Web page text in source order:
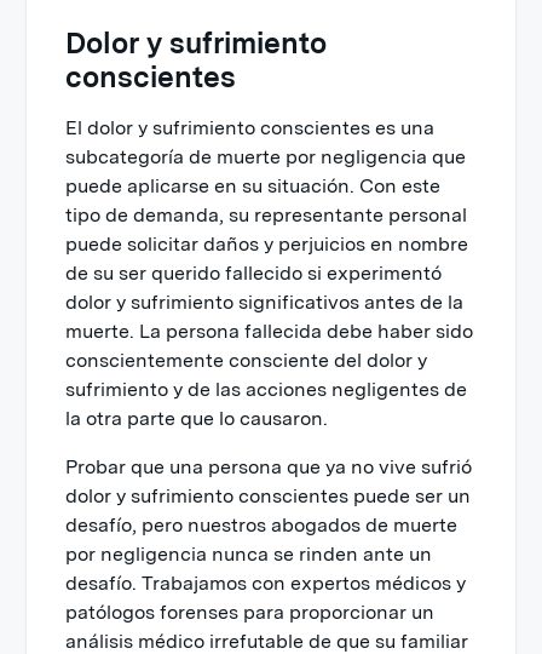
Dolor y sufrimiento
conscientes
El dolor y sufrimiento conscientes es una
subcategoría de muerte por negligencia que
puede aplicarse en su situación. Con este
tipo de demanda, su representante personal
puede solicitar daños y perjuicios en nombre
de su ser querido fallecido si experimentó
dolor y sufrimiento significativos antes de la
muerte. La persona fallecida debe haber sido
conscientemente consciente del dolor y
sufrimiento y de las acciones negligentes de
la otra parte que lo causaron.
Probar que una persona que ya no vive sufrió
dolor y sufrimiento conscientes puede ser un
desafío, pero nuestros abogados de muerte
por negligencia nunca se rinden ante un
desafío. Trabajamos con expertos médicos y
patólogos forenses para proporcionar un
análisis médico irrefutable de que su familiar